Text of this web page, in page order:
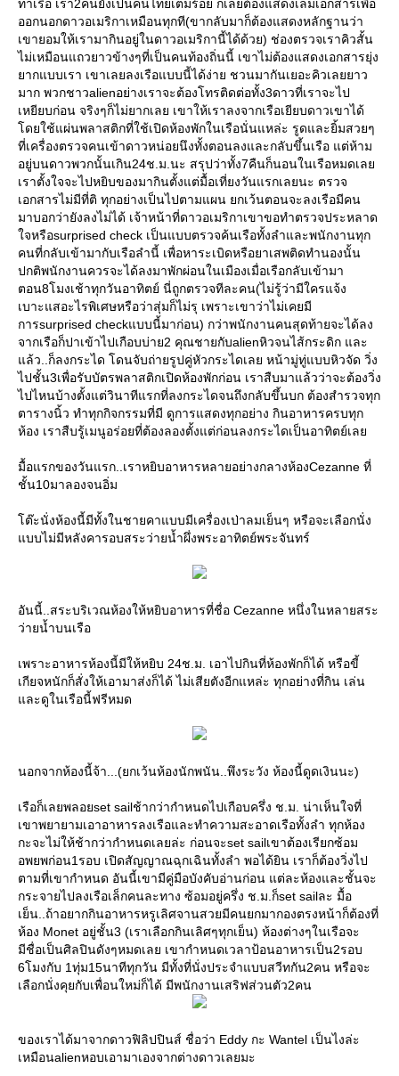
ท่าเรือ เรา2คนยังเป็นคนไทยเต็มร้อย ก็เลยต้องแสดงเล่มเอกสารเพื่อ
ออกนอกดาวอเมริกาเหมือนทุกที(ขากลับมาก็ต้องแสดงหลักฐานว่า
เขายอมให้เรามากินอยู่ในดาวอเมริกานี้ได้ด้วย) ช่องตรวจเราคิวสั้น
ไม่เหมือนแถวยาวข้างๆที่เป็นคนท้องถิ่นนี้ เขาไม่ต้องแสดงเอกสารยุ่ง
ากแบบเรา เขาเลยลงเรือแบบนี้ได้ง่าย ชวนมากันเยอะคิวเลยยาว
มาก พวกชาวalienอย่างเราจะต้องโทรติดต่อทั้ง3ดาวที่เราจะไป
เหยียบก่อน จริงๆก็ไม่ยากเลย เขาให้เราลงจากเรือเยียบดาวเขาได้
ดยใช้แผ่นพลาสติกที่ใช้เปิดห้องพักในเรือนั่นแหล่ะ รูดและยิ้มสวยๆ
ที่เครื่องตรวจคนเข้าดาวหน่อยนึงทั้งตอนลงและกลับขึ้นเรือ แต่ห้าม
อยู่บนดาวพวกนั้นเกิน24ช.ม.นะ สรุปว่าทั้ง7คืนก็นอนในเรือหมดเล
เราตั้งใจจะไปหยิบของมากินตั้งแต่มื้อเที่ยงวันแรกเลยนะ ตรวจ
เอกสารไม่มีที่ติ ทุกอย่างเป็นไปตามแผน ยกเว้นตอนจะลงเรือมีคน
มาบอกว่ายังลงไม่ได้ เจ้าหน้าที่ดาวอเมริกาเขาขอทำตรวจประหลาด
จหรือsurprised check เป็นแบบตรวจค้นเรือทั้งลำและพนักงานทุก
คนที่กลับเข้ามากับเรือลำนี้ เพื่อหาระเบิดหรือยาเสพติดทำนองนั้น
ปกติพนักงานควรจะได้ลงมาพักผ่อนในเมืองเมื่อเรือกลับเข้ามา
ตอน8โมงเช้าทุกวันอาทิตย์ นี่ถูกตรวจทีละคน(ไม่รู้ว่ามีใครแจ้ง
เบาะแสอะไรพิเศษหรือว่าสุ่มก็ไม่รุ เพราะเขาว่าไม่เคยมี
การsurprised checkแบบนี้มาก่อน) กว่าพนักงานคนสุดท้ายจะได้ลง
จากเรือก็ปาเข้าไปเกือบบ่าย2 คุณชายกับalienหิวจนไส้กระดิก และ
ล้ว..ก็ลงกระได โดนจับถ่ายรูปคู่หัวกระไดเลย หน้ามู่ทู่แบบหิวจัด วิ่ง
ไปชั้น3เพื่อรับบัตรพลาสติกเปิดห้องพักก่อน เราสืบมาแล้วว่าจะต้องวิ่ง
ไปไหนบ้างตั้งแต่วินาทีแรกที่ลงกระไดจนถึงกลับขึ้นบก ต้องสำรวจทุก
ตารางนิ้ว ทำทุกกิจกรรมที่มี ดูการแสดงทุกอย่าง กินอาหารครบทุก
ห้อง เราสืบรู้เมนูอร่อยที่ต้องลองตั้งแต่ก่อนลงกระไดเป็นอาทิตย์เล
มื้อแรกของวันแรก..เราหยิบอาหารหลายอย่างกลางห้องCezanne ที่
ชั้น10มาลองจนอิ่ม
ต๊ะนั่งห้องนี้มีทั้งในชายคาแบบมีเครื่องเป่าลมเย็นๆ หรือจะเลือกนั่ง
บบไม่มีหลังคารอบสระว่ายน้ำผึ่งพระอาทิตย์พระจันทร์
อันนี้..สระบริเวณห้องให้หยิบอาหารที่ชื่อ Cezanne หนึ่งในหลายสระ
ว่ายน้ำบนเรือ
เพราะอาหารห้องนี้มีให้หยิบ 24ช.ม. เอาไปกินที่ห้องพักก็ได้ หรือขี้
เกียจหนักก็สั่งให้เอามาส่งก็ได้ ไม่เสียตังอีกแหล่ะ ทุกอย่างที่กิน เล่น
ละดูในเรือนี้ฟรีหมด
นอกจากห้องนี้จ้า...(ยกเว้นห้องนักพนัน..พึงระวัง ห้องนี้ดูดเงินนะ)
เรือก็เลยพลอยset sailช้ากว่ากำหนดไปเกือบครึ่ง ช.ม. น่าเห็นใจที่
เขาพยายามเอาอาหารลงเรือและทำความสะอาดเรือทั้งลำ ทุกห้อง
กะจะไม่ให้ช้ากว่ากำหนดเลยล่ะ ก่อนจะset sailเขาต้องเรียกซ้อม
อพยพก่อน1รอบ เปิดสัญญาณฉุกเฉินทั้งลำ พอได้ยิน เราก็ต้องวิ่งไป
ตามที่เขากำหนด อันนี้เขามีคู่มือบังคับอ่านก่อน แต่ละห้องและชั้นจะ
กระจายไปลงเรือเล็กคนละทาง ซ้อมอยู่ครึ่ง ช.ม.ก็set sailละ มื้อ
เย็น..ถ้าอยากกินอาหารหรูเลิศจานสวยมีคนยกมากองตรงหน้าก็ต้องที่
ห้อง Monet อยู่ชั้น3 (เราเลือกกินเลิศๆทุกเย็น) ห้องต่างๆในเรือจะ
มีชื่อเป็นศิลปินดังๆหมดเลย เขากำหนดเวลาป้อนอาหารเป็น2รอบ
6โมงกับ 1ทุ่ม15นาทีทุกวัน มีทั้งที่นั่งประจำแบบสวีทกัน2คน หรือจะ
เลือกนั่งคุยกับเพื่อนใหม่ก็ได้ มีพนักงานเสริฟส่วนตัว2คน
ของเราได้มาจากดาวฟิลิปปินส์ ชื่อว่า Eddy กะ Wantel เป็นไงล่ะ
เหมือนalienหอบเอามาเองจากต่างดาวเลยมะ